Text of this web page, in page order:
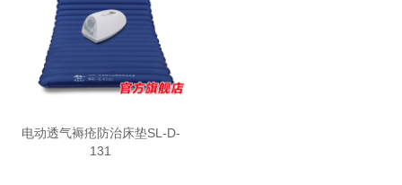
电动透气褥疮防治床垫SL-D-
131